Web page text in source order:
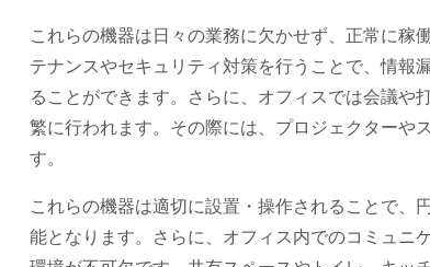
これらの機器は日々の業務に欠かせず、正常に稼
テナンスやセキュリティ対策を行うことで、情報
ることができます。さらに、オフィスでは会議や
繁に行われます。その際には、プロジェクターや
す。
これらの機器は適切に設置・操作されることで、
能となります。さらに、オフィス内でのコミュニ